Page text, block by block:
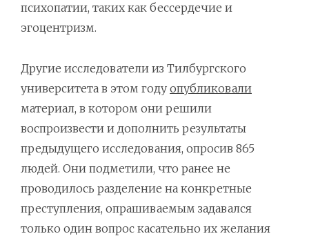
психопатии, таких как бессердечие и
эгоцентризм.
Другие исследователи из Тилбургского
университета в этом году опубликовали
материал, в котором они решили
воспроизвести и дополнить результаты
предыдущего исследования, опросив 865
людей. Они подметили, что ранее не
проводилось разделение на конкретные
преступления, опрашиваемым задавался
только один вопрос касательно их желания